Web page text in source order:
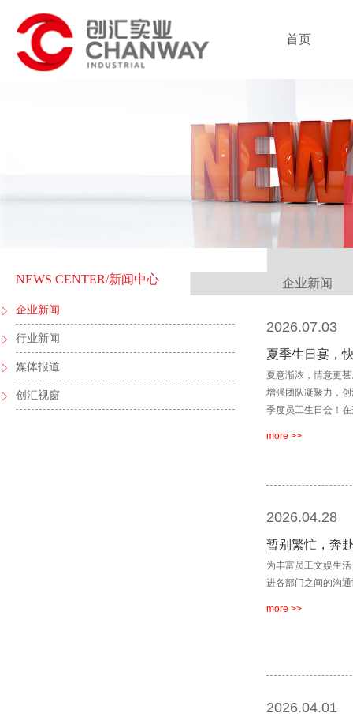
首页
NEWS CENTER/新闻中心
企业新闻
行业新闻
媒体报道
创汇视窗
企业新闻
2026.07.03
夏季生日宴，
夏意渐浓，情意更
增强团队凝聚力，
季度员工生日会！
more >>
2026.04.28
暂别繁忙，奔
为丰富员工文娱生
进各部门之间的沟
more >>
2026.04.01